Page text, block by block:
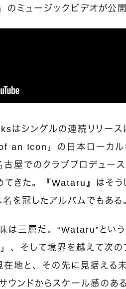
ミュージックビデオが公開
シングルの連続リリース
Icon」の日本ローカル
屋でのクラブプロデュー
きた。『Wataru』はそう
を冠したアルバムでもある
は三層だ。“Wataru”とい
、そして境界を越えて次の
地と、その先に見据える
ウンドからスケール感のあ